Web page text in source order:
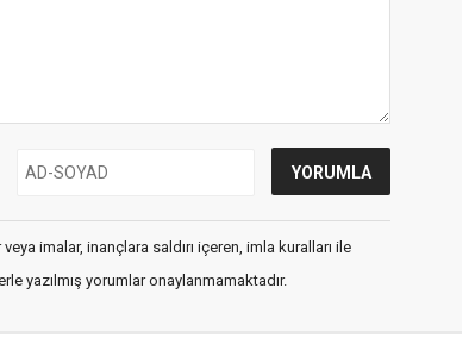
imalar, inançlara saldırı içeren, imla kuralları ile
yazılmış yorumlar onaylanmamaktadır.